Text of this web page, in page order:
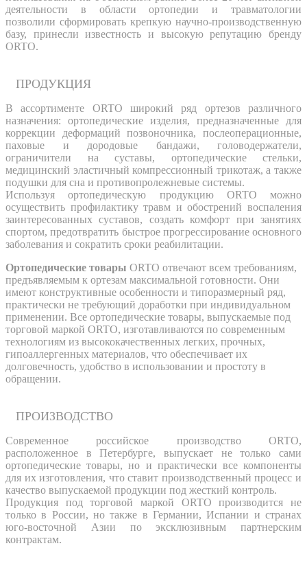
деятельности в области ортопедии и травматологии
позволили сформировать крепкую научно-производственную
базу, принесли известность и высокую репутацию бренду
ORTO.
ПРОДУКЦИЯ
В ассортименте ORTO широкий ряд ортезов различного
назначения: ортопедические изделия, предназначенные для
коррекции деформаций позвоночника, послеоперационные,
паховые и дородовые бандажи, головодержатели,
ограничители на суставы, ортопедические стельки,
медицинский эластичный компрессионный трикотаж, а также
подушки для сна и противопролежневые системы.
Используя ортопедическую продукцию ORTO можно
осуществить профилактику травм и обострений воспаления
заинтересованных суставов, создать комфорт при занятиях
спортом, предотвратить быстрое прогрессирование основного
заболевания и сократить сроки реабилитации.
Ортопедические товары ORTO отвечают всем требованиям,
предъявляемым к ортезам максимальной готовности. Они
имеют конструктивные особенности и типоразмерный ряд,
практически не требующий доработки при индивидуальном
применении. Все ортопедические товары, выпускаемые под
торговой маркой ORTO, изготавливаются по современным
технологиям из высококачественных легких, прочных,
гипоаллергенных материалов, что обеспечивает их
долговечность, удобство в использовании и простоту в
обращении.
ПРОИЗВОДСТВО
Современное российское производство ORTO,
расположенное в Петербурге, выпускает не только сами
ортопедические товары, но и практически все компоненты
для их изготовления, что ставит производственный процесс и
качество выпускаемой продукции под жесткий контроль.
Продукция под торговой маркой ORTO производится не
только в России, но также в Германии, Испании и странах
юго-восточной Азии по эксклюзивным партнерским
контрактам.